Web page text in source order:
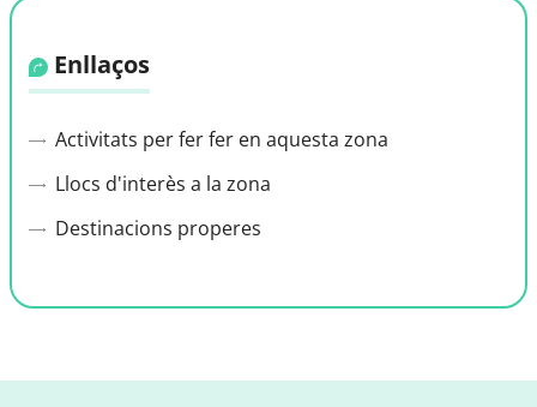
Enllaços
Activitats per fer fer en aquesta zona
Llocs d'interès a la zona
Destinacions properes